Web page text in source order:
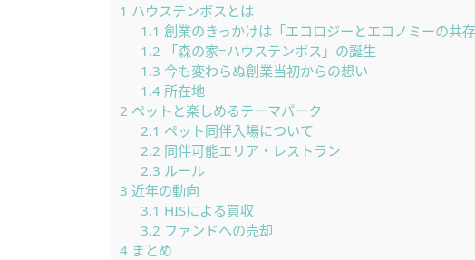
1 ハウステンボスとは
1.1 創業のきっかけは「エコロジーとエコノミーの共存
1.2 「森の家=ハウステンボス」の誕生
1.3 今も変わらぬ創業当初からの想い
1.4所在地
2 ペットと楽しめるテーマパーク
2.1 ペット同伴入場について
2.2 同伴可能エリア・レストラン
2.3 ルール
3 近年の動向
3.1 HISによる買収
3.2 ファンドへの売却
4 まとめ